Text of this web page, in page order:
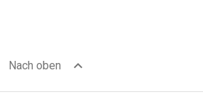
Nach oben expand_less